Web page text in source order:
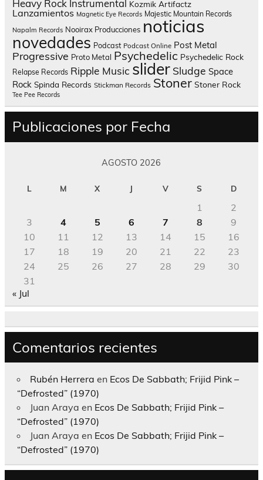
Heavy Rock Instrumental Kozmik Artifactz
Lanzamientos Magnetic Eye Records Majestic Mountain Records
Napalm Records Nooirax Producciones noticias
novedades Podcast Podcast Online Post Metal
Progressive Proto Metal Psychedelic Psychedelic Rock
Relapse Records Ripple Music slider Sludge Space
Rock Spinda Records Stickman Records Stoner Stoner Rock
Tee Pee Records
Publicaciones por Fecha
AGOSTO 2026
L M X J V S D
1
2
3
4 5 6 7 8
9
10
11 12 13 14 15
16
17
18 19 20 21 22
23
24
25 26 27 28 29
30
31
« Jul
Comentarios recientes
Rubén Herrera en Ecos De Sabbath; Frijid Pink –
“Defrosted” (1970)
Juan Araya en Ecos De Sabbath; Frijid Pink –
“Defrosted” (1970)
Juan Araya en Ecos De Sabbath; Frijid Pink –
“Defrosted” (1970)